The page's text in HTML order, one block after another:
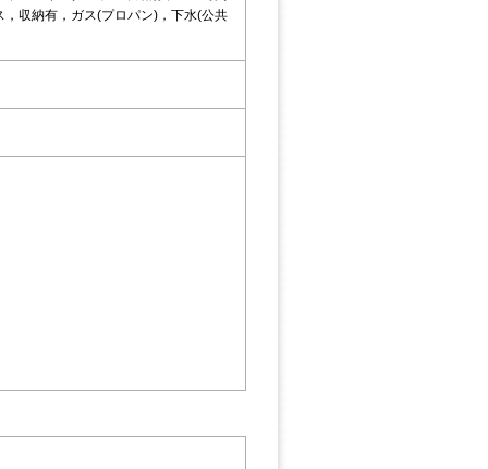
収納有，ガス(プロパン)，下水(公共